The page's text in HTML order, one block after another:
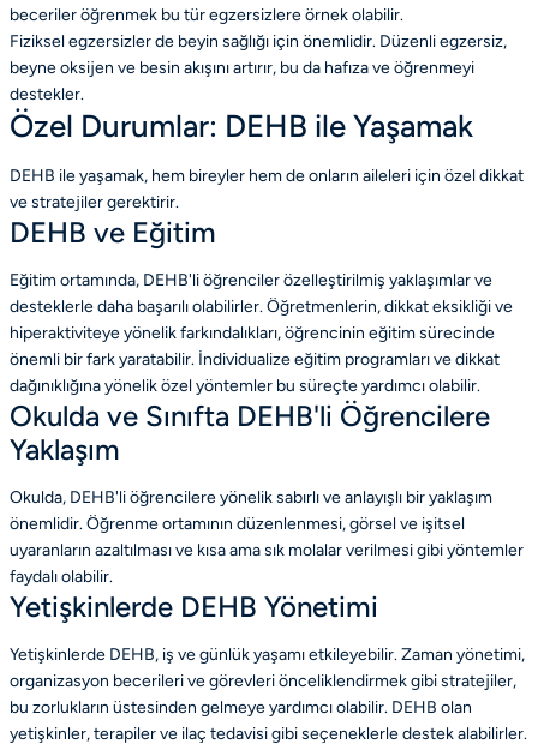
beceriler öğrenmek bu tür egzersizlere örnek olabilir.
Fiziksel egzersizler de beyin sağlığı için önemlidir. Düzenli egzersiz,
beyne oksijen ve besin akışını artırır, bu da hafıza ve öğrenmeyi
destekler.
Özel Durumlar: DEHB ile Yaşamak
DEHB ile yaşamak, hem bireyler hem de onların aileleri için özel dikkat
ve stratejiler gerektirir.
DEHB ve Eğitim
Eğitim ortamında, DEHB'li öğrenciler özelleştirilmiş yaklaşımlar ve
desteklerle daha başarılı olabilirler. Öğretmenlerin, dikkat eksikliği ve
hiperaktiviteye yönelik farkındalıkları, öğrencinin eğitim sürecinde
önemli bir fark yaratabilir. İndividualize eğitim programları ve dikkat
dağınıklığına yönelik özel yöntemler bu süreçte yardımcı olabilir.
Okulda ve Sınıfta DEHB'li Öğrencilere
Yaklaşım
Okulda, DEHB'li öğrencilere yönelik sabırlı ve anlayışlı bir yaklaşım
önemlidir. Öğrenme ortamının düzenlenmesi, görsel ve işitsel
uyaranların azaltılması ve kısa ama sık molalar verilmesi gibi yöntemler
faydalı olabilir.
Yetişkinlerde DEHB Yönetimi
Yetişkinlerde DEHB, iş ve günlük yaşamı etkileyebilir. Zaman yönetimi,
organizasyon becerileri ve görevleri önceliklendirmek gibi stratejiler,
bu zorlukların üstesinden gelmeye yardımcı olabilir. DEHB olan
yetişkinler, terapiler ve ilaç tedavisi gibi seçeneklerle destek alabilirler.